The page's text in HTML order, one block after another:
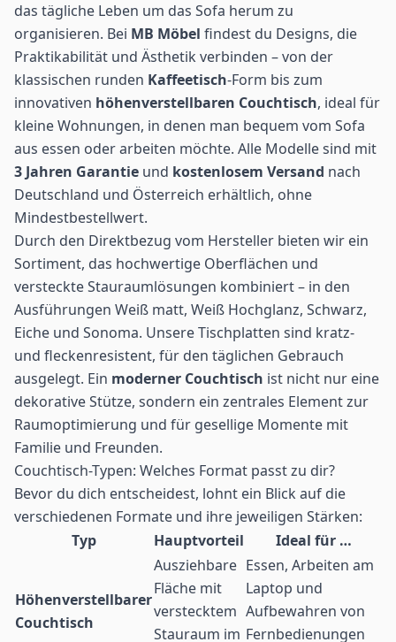
das tägliche Leben um das Sofa herum zu
organisieren. Bei MB Möbel findest du Designs, die
Praktikabilität und Ästhetik verbinden – von der
klassischen runden Kaffeetisch-Form bis zum
innovativen höhenverstellbaren Couchtisch, ideal für
kleine Wohnungen, in denen man bequem vom Sofa
aus essen oder arbeiten möchte. Alle Modelle sind mit
3 Jahren Garantie und kostenlosem Versand nach
Deutschland und Österreich erhältlich, ohne
Mindestbestellwert.
Durch den Direktbezug vom Hersteller bieten wir ein
Sortiment, das hochwertige Oberflächen und
versteckte Stauraumlösungen kombiniert – in den
Ausführungen Weiß matt, Weiß Hochglanz, Schwarz,
Eiche und Sonoma. Unsere Tischplatten sind kratz-
und fleckenresistent, für den täglichen Gebrauch
ausgelegt. Ein moderner Couchtisch ist nicht nur eine
dekorative Stütze, sondern ein zentrales Element zur
Raumoptimierung und für gesellige Momente mit
Familie und Freunden.
Couchtisch-Typen: Welches Format passt zu dir?
Bevor du dich entscheidest, lohnt ein Blick auf die
verschiedenen Formate und ihre jeweiligen Stärken:
Typ
Hauptvorteil Ideal für …
Höhenverstellbarer
Couchtisch
Ausziehbare
Fläche mit
verstecktem
Stauraum im
Essen, Arbeiten am
Laptop und
Aufbewahren von
Fernbedienungen